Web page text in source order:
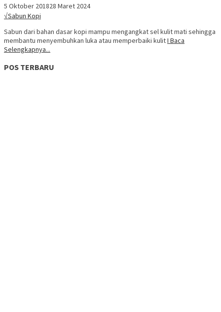
5 Oktober 201828 Maret 2024
√Sabun Kopi
Sabun dari bahan dasar kopi mampu mengangkat sel kulit mati sehingga
membantu menyembuhkan luka atau memperbaiki kulitI Baca
Selengkapnya...
POS TERBARU